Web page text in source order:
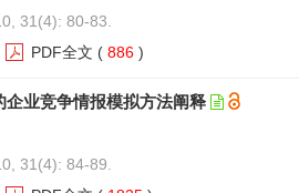
31(4): 80-83.
PDF全文 ( 886 )
企业竞争情报模拟方法阐释
31(4): 84-89.